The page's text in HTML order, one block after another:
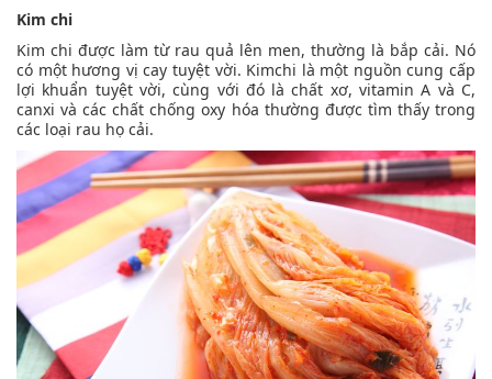
Kim chi
Kim chi được làm từ rau quả lên men, thường là bắp cải. Nó
có một hương vị cay tuyệt vời. Kimchi là một nguồn cung cấp
lợi khuẩn tuyệt vời, cùng với đó là chất xơ, vitamin A và C,
canxi và các chất chống oxy hóa thường được tìm thấy trong
các loại rau họ cải.